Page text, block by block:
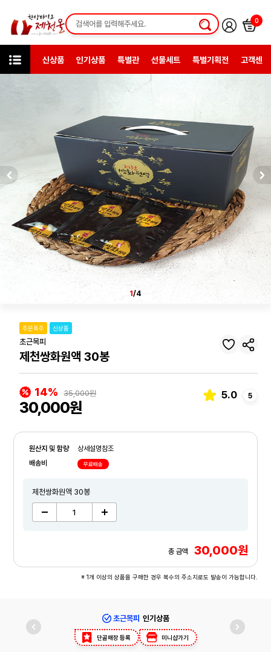
0
신상품 인기상품 특별관 선물세트 특별기획전 고객센터
1/4
주문폭주 신상품
초근목피
제천쌍화원액 30봉
14% 35,000원
30,000원
5.0 5
원산지 및 함량
상세설명참조
배송비
무료배송
제천쌍화원액 30봉
총 금액 30,000원
※ 1개 이상의 상품을 구매한 경우 복수의 주소지로도 발송이 가능합니다.
초근목피 인기상품
단골매장 등록 미니샵가기